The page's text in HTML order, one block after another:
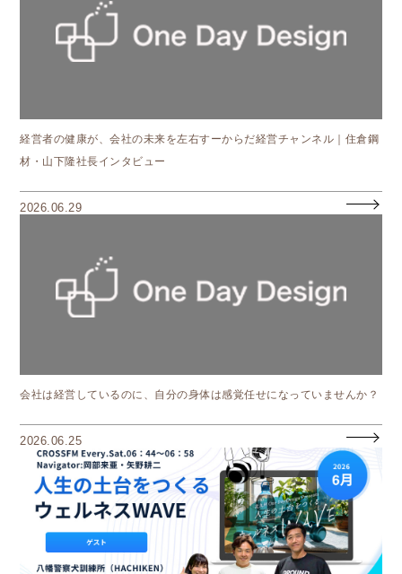
経営者の健康が、会社の未来を左右すーからだ経営チャンネル｜住倉鋼
材・山下隆社長インタビュー
2026.06.29
会社は経営しているのに、自分の身体は感覚任せになっていませんか？
2026.06.25